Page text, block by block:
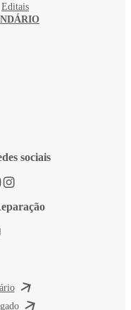
Editais
sociais